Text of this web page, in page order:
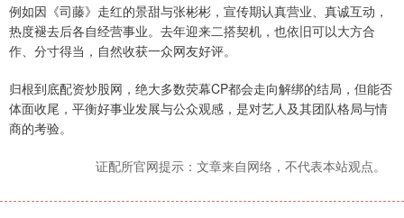
例如因《司藤》走红的景甜与张彬彬，宣传期认真营业、真诚互动，
热度褪去后各自经营事业。去年迎来二搭契机，也依旧可以大方合
作、分寸得当，自然收获一众网友好评。
归根到底配资炒股网，绝大多数荧幕CP都会走向解绑的结局，但能否
体面收尾，平衡好事业发展与公众观感，是对艺人及其团队格局与情
商的考验。
证配所官网提示：文章来自网络，不代表本站观点。